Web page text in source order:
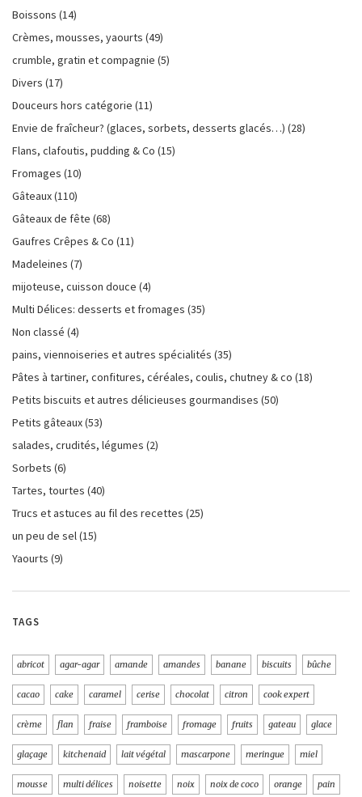
Boissons (14)
Crèmes, mousses, yaourts (49)
crumble, gratin et compagnie (5)
Divers (17)
Douceurs hors catégorie (11)
Envie de fraîcheur? (glaces, sorbets, desserts glacés…) (28)
Flans, clafoutis, pudding & Co (15)
Fromages (10)
Gâteaux(110)
Gâteaux de fête (68)
Gaufres Crêpes & Co (11)
Madeleines (7)
mijoteuse, cuisson douce (4)
Multi Délices: desserts et fromages (35)
Non classé (4)
pains, viennoiseries et autres spécialités (35)
Pâtes à tartiner, confitures, céréales, coulis, chutney & co (18)
Petits biscuits et autres délicieuses gourmandises (50)
Petits gâteaux(53)
salades, crudités, légumes (2)
Sorbets (6)
Tartes, tourtes (40)
Trucs et astuces au fil des recettes (25)
un peu de sel(15)
Yaourts (9)
TAGS
abricot agar-agar amande amandes banane biscuits bûche
cacao cake caramel cerise chocolat citron cook expert
crème flan fraise framboise fromage fruits gateau glace
glaçage kitchenaid lait végétal mascarpone meringue miel
mousse multi délices noisette noix noix de coco orange pain